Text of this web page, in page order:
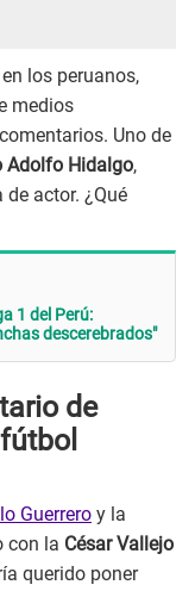
los peruanos,
medios
Uno de
Adolfo Hidalgo,
actor. ¿Qué
1 del Perú:
descerebrados"
de
Guerrero y la
con la César Vallejo
querido poner